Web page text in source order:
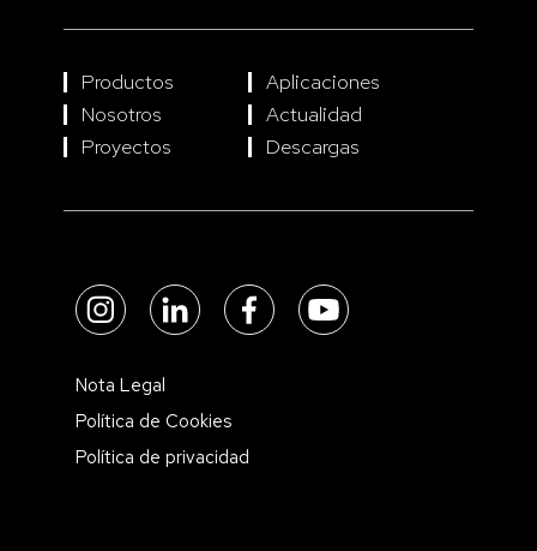
Productos
Aplicaciones
Nosotros
Actualidad
Proyectos
Descargas
Nota Legal
Política de Cookies
Política de privacidad